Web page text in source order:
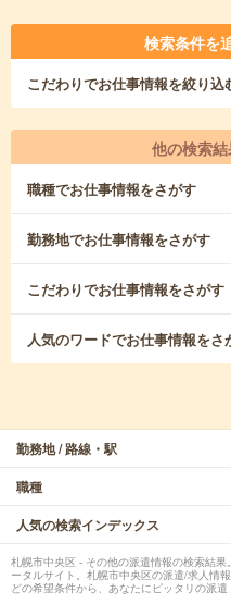
検索条件を
こだわりでお仕事情報を絞り込
他の検索
職種でお仕事情報をさがす
勤務地でお仕事情報をさがす
こだわりでお仕事情報をさがす
人気のワードでお仕事情報をさ
勤務地 / 路線・駅
職種
人気の検索インデックス
札幌市中央区 - その他の派遣情報の検索結
ータルサイト。札幌市中央区の派遣/求人情
どの希望条件から、あなたにピッタリの派遣